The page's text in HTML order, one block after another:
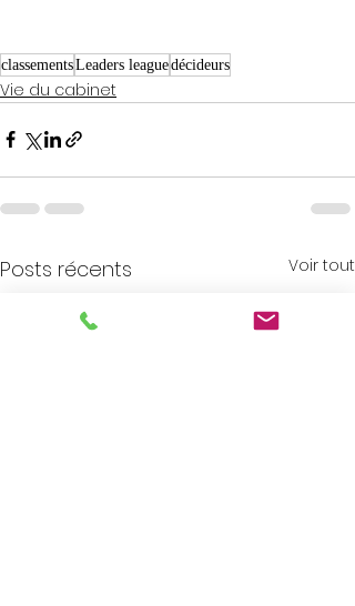
classementsLeaders leaguedécideurs
Vie du cabinet
Posts récents Voir tout